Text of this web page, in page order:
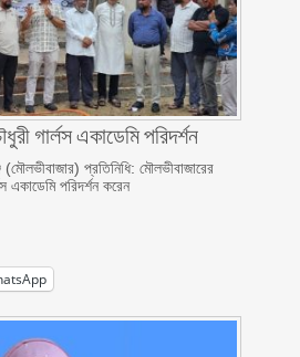
গার্লস একাডেমি পরিদর্শন
প্রতিনিধি: মৌলভীবাজারের
একাডেমি পরিদর্শন করেন